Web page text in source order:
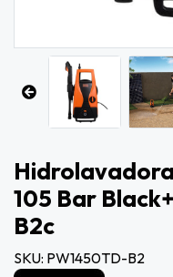
105 Bar
B2c
SKU: PW1450TD-B2